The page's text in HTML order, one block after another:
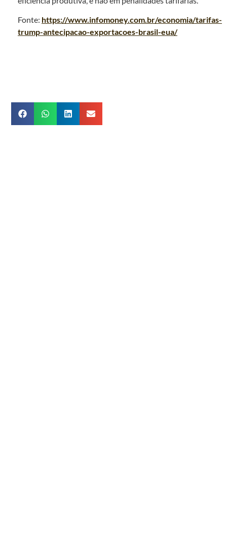
Fonte: https://www.infomoney.com.br/economia/tarifas-
trump-antecipacao-exportacoes-brasil-eua/